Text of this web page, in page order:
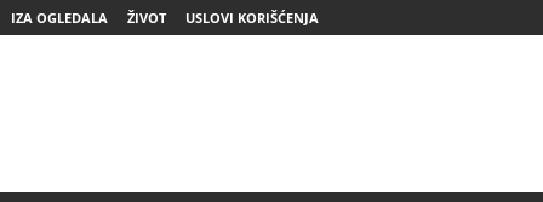
IZA OGLEDALA ŽIVOT USLOVI KORIŠĆENJA